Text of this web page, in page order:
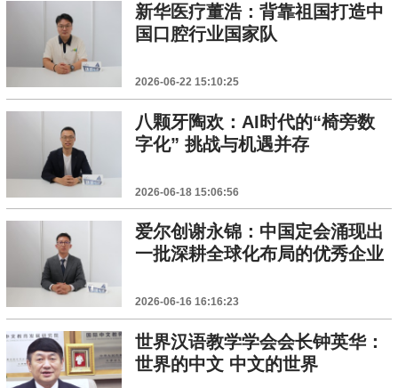
新华医疗董浩：背靠祖国打造中
国口腔行业国家队
2026-06-22 15:10:25
八颗牙陶欢：AI时代的“椅旁数
字化” 挑战与机遇并存
2026-06-18 15:06:56
爱尔创谢永锦：中国定会涌现出
一批深耕全球化布局的优秀企业
2026-06-16 16:16:23
世界汉语教学学会会长钟英华：
世界的中文 中文的世界